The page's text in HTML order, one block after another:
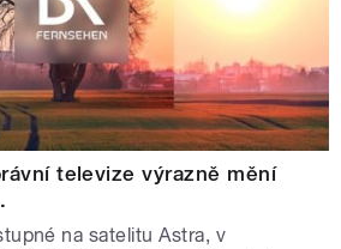
televize výrazně mění
na satelitu Astra, v